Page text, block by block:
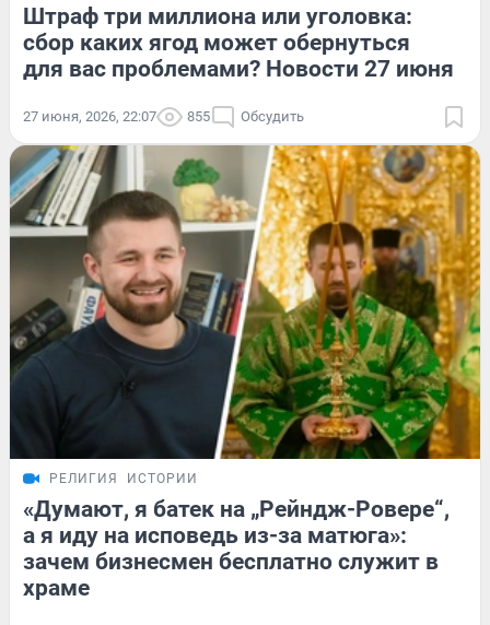
Штраф три миллиона или уголовка:
сбор каких ягод может обернуться
для вас проблемами? Новости 27 июня
27 июня, 2026, 22:07 855 Обсудить
РЕЛИГИЯ ИСТОРИИ
«Думают, я батек на „Рейндж-Ровере“,
а я иду на исповедь из-за матюга»:
зачем бизнесмен бесплатно служит в
храме